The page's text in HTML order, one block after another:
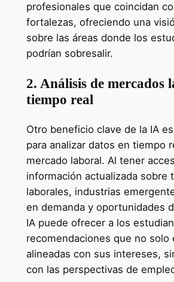
profesionales que coincidan
fortalezas, ofreciendo una
sobre las áreas donde los
podrían sobresalir.
2. Análisis de mercados
tiempo real
Otro beneficio clave de la IA
para analizar datos en tiempo
mercado laboral. Al tener
información actualizada sobre
laborales, industrias
en demanda y oportunidades
IA puede ofrecer a los
recomendaciones que no solo
alineadas con sus intereses,
con las perspectivas de